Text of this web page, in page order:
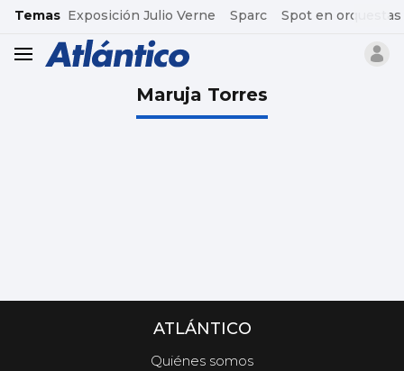
common.go-to-content
Temas Exposición Julio Verne Sparc Spot en orquestas
header.menu.open
Maruja Torres
ATLÁNTICO
Quiénes somos